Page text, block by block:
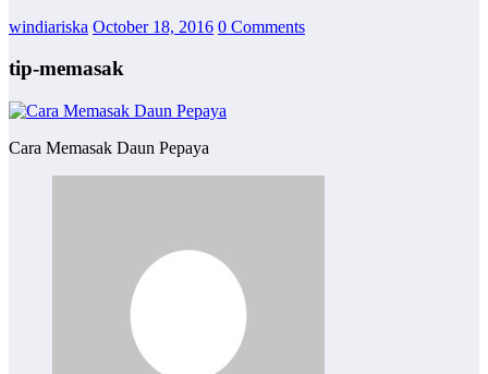
windiariska October 18, 2016 0 Comments
tip-memasak
Cara Memasak Daun Pepaya